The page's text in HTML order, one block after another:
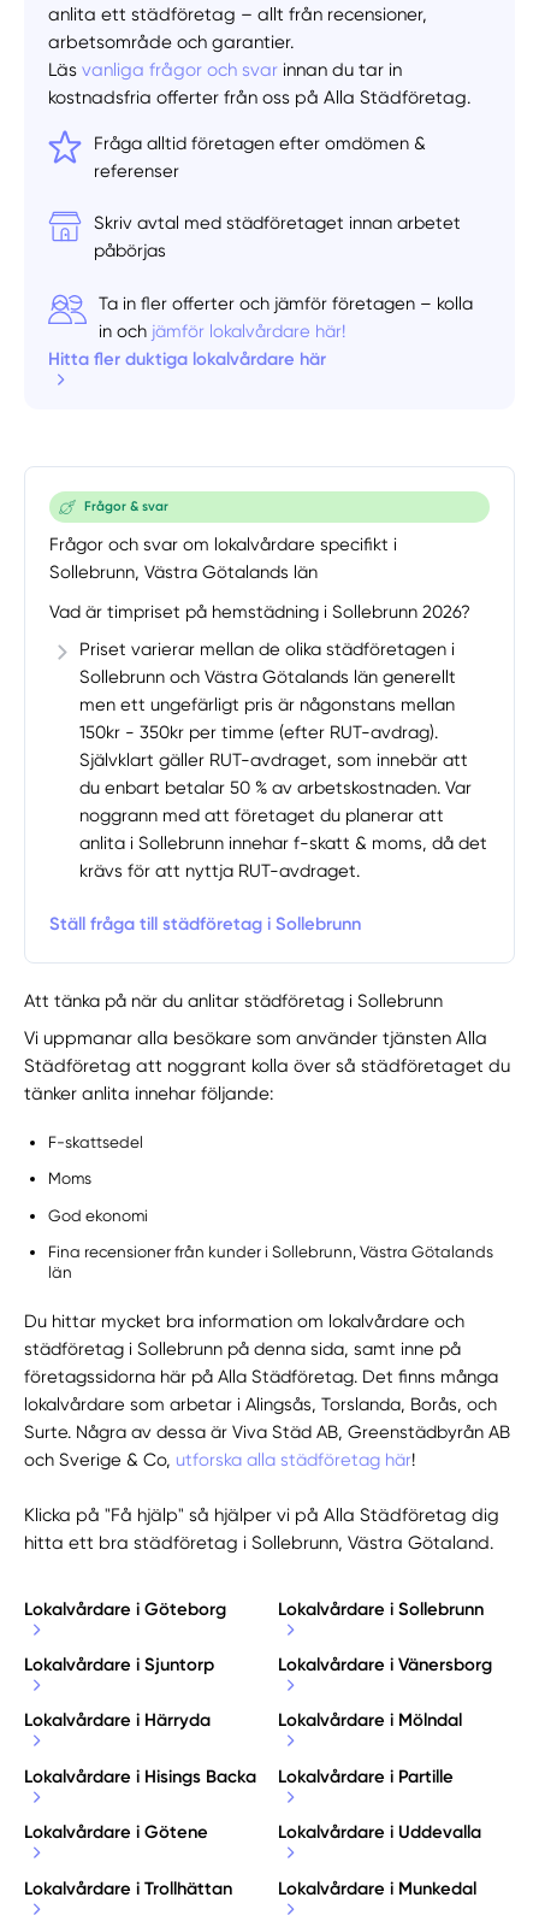
anlita ett städföretag – allt från recensioner,
arbetsområde och garantier.
Läsvanliga frågor och svar innan du tar in
kostnadsfria offerter från oss på Alla Städföretag.
Fråga alltid företagen efter omdömen &
referenser
Skriv avtal med städföretaget innan arbetet
påbörjas
Ta in fler offerter och jämför företagen – kolla
in och jämför lokalvårdare här!
Hitta fler duktiga lokalvårdare här
Frågor & svar
Frågor och svar om lokalvårdare specifikt i
Sollebrunn, Västra Götalands län
Vad är timpriset på hemstädning i Sollebrunn 2026?
Priset varierar mellan de olika städföretagen i
Sollebrunn och Västra Götalands län generellt
men ett ungefärligt pris är någonstans mellan
150kr - 350kr per timme (efter RUT-avdrag).
Självklart gäller RUT-avdraget, som innebär att
du enbart betalar 50 % av arbetskostnaden. Var
noggrann med att företaget du planerar att
anlita i Sollebrunn innehar f-skatt & moms, då det
krävs för att nyttja RUT-avdraget.
Ställ fråga till städföretag i Sollebrunn
Att tänka på när du anlitar städföretag i Sollebrunn
Vi uppmanar alla besökare som använder tjänsten Alla
Städföretag att noggrant kolla över så städföretaget du
tänker anlita innehar följande:
F-skattsedel
Moms
God ekonomi
Fina recensioner från kunder i Sollebrunn, Västra Götalands
län
Du hittar mycket bra information om lokalvårdare och
städföretag i Sollebrunn på denna sida, samt inne på
företagssidorna här på Alla Städföretag. Det finns många
lokalvårdare som arbetar i Alingsås, Torslanda, Borås, och
Surte. Några av dessa är Viva Städ AB, Greenstädbyrån AB
och Sverige & Co, utforska alla städföretag här!
Klicka på "Få hjälp" så hjälper vi på Alla Städföretag dig
hitta ett bra städföretag i Sollebrunn, Västra Götaland.
Lokalvårdare i Göteborg Lokalvårdare i Sollebrunn
Lokalvårdare i Sjuntorp Lokalvårdare i Vänersborg
Lokalvårdare i Härryda Lokalvårdare i Mölndal
Lokalvårdare i Hisings Backa Lokalvårdare i Partille
Lokalvårdare i Götene Lokalvårdare i Uddevalla
Lokalvårdare i Trollhättan Lokalvårdare i Munkedal